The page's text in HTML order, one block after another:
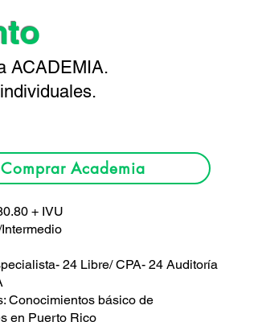
ACADEMIA.
Comprar Academia
+ IVU
24 Libre/ CPA- 24 Auditoría
Conocimientos básico de
en Puerto Rico